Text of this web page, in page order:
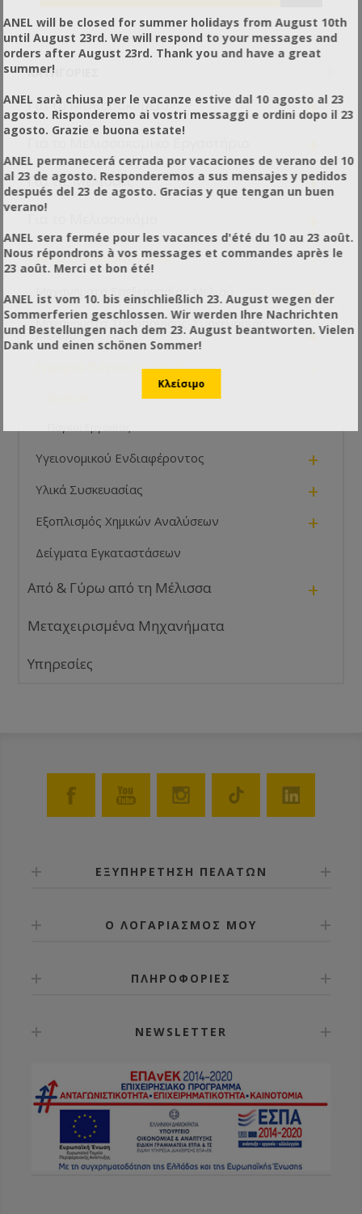
ΚΑΤΗΓΟΡΊΕΣ
Για το Μελισσοκομείο +
Για τις Μέλισσες +
Για το Συσκευαστήριο -
Μηχανήματα Επεξεργασίας Μελιού +
Μηχανήματα Τυποποίησης-Συσκευασίας
Μελιού +
Ερμάρια-Πάγκοι Εργασίας
Υγειονομικού Ενδιαφέροντος +
Υλικά Συσκευασίας +
Εξοπλισμός Χημικών Αναλύσεων +
Δείγματα Εγκαταστάσεων
Από & Γύρω από τη Μέλισσα +
Μεταχειρισμένα Μηχανήματα
Υπηρεσίες
ΕΞΥΠΗΡΕΤΗΣΗ ΠΕΛΑΤΩΝ
Ο ΛΟΓΑΡΙΑΣΜΟΣ ΜΟΥ
ΠΛΗΡΟΦΟΡΙΕΣ
NEWSLETTER
ANEL will be closed for summer holidays from August 10th
until August 23rd. We will respond to your messages and
orders after August 23rd. Thank you and have a great
summer!
ANEL sarà chiusa per le vacanze estive dal 10 agosto al 23
agosto. Risponderemo ai vostri messaggi e ordini dopo il 23
agosto. Grazie e buona estate!
ANEL permanecerá cerrada por vacaciones de verano del 10
al 23 de agosto. Responderemos a sus mensajes y pedidos
después del 23 de agosto. Gracias y que tengan un buen
verano!
ANEL sera fermée pour les vacances d'été du 10 au 23 août.
Nous répondrons à vos messages et commandes après le
23 août. Merci et bon été!
ANEL ist vom 10. bis einschließlich 23. August wegen der
Sommerferien geschlossen. Wir werden Ihre Nachrichten
und Bestellungen nach dem 23. August beantworten. Vielen
Dank und einen schönen Sommer!